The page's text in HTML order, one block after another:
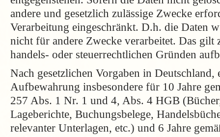
andere und gesetzlich zulässige Zwecke
Verarbeitung eingeschränkt. D.h. die Daten
nicht für andere Zwecke verarbeitet. Das gilt
handels- oder steuerrechtlichen Gründen
Nach gesetzlichen Vorgaben in Deutschland,
Aufbewahrung insbesondere für 10 Jahre
257 Abs. 1 Nr. 1 und 4, Abs. 4 HGB
Lageberichte, Buchungsbelege,
relevanter Unterlagen, etc.) und 6 Jahre